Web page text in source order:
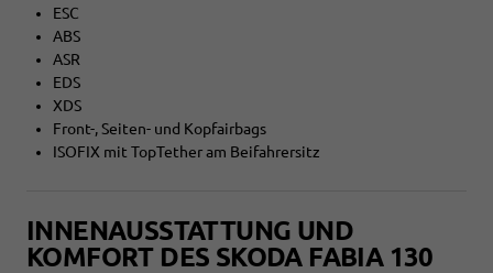
ESC
ABS
ASR
EDS
XDS
Front-, Seiten- und Kopfairbags
ISOFIX mit TopTether am Beifahrersitz
INNENAUSSTATTUNG UND
KOMFORT DES SKODA FABIA 130